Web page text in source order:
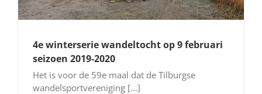
4e winterserie wandeltocht op 9 februari
seizoen 2019-2020
Het is voor de 59e maal dat de Tilburgse
wandelsportvereniging [...]